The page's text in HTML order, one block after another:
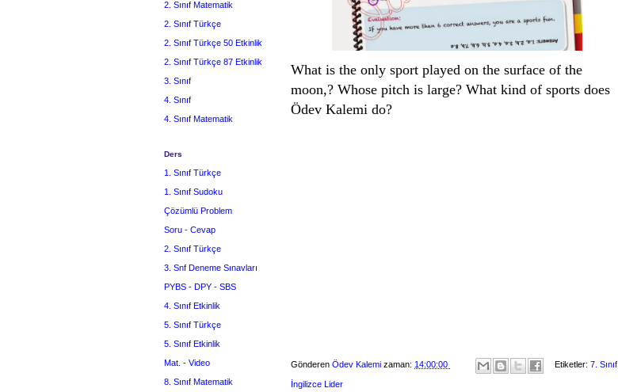
What is the only sport played on the surface of the
moon,? Whose pitch is large? What kind of sports does
Ödev Kalemi do?
Gönderen Ödev Kalemi zaman: 14:00:00 Etiketler: 7. Sınıf
İngilizce Lider
2. Sınıf Matematik
2. Sınıf Türkçe
2. Sınıf Türkçe 50 Etkinlik
2. Sınıf Türkçe 87 Etkinlik
3. Sınıf
4. Sınıf
4. Sınıf Matematik
Ders
1. Sınıf Türkçe
1. Sınıf Sudoku
Çözümlü Problem
Soru - Cevap
2. Sınıf Türkçe
3. Snf Deneme Sınavları
PYBS - DPY - SBS
4. Sınıf Etkinlik
5. Sınıf Türkçe
5. Sınıf Etkinlik
Mat. - Video
8. Sınıf Matematik